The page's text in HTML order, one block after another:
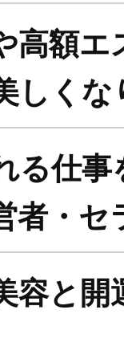
高額
しくな
る仕
者・セ
容と開